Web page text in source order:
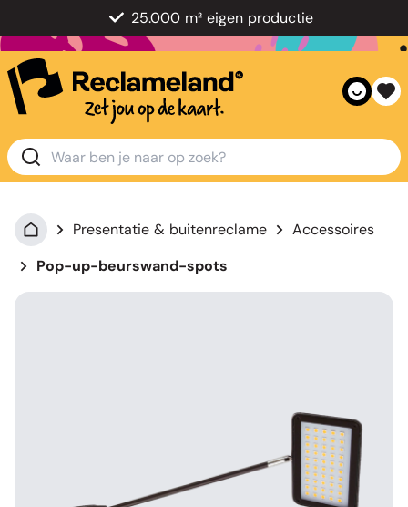
25.000 m² eigen productie
Presentatie & buitenreclame
Accessoires
Pop-up-beurswand-spots